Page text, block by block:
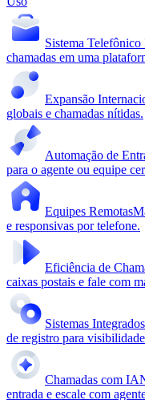
Sistema Telefônico
chamadas em uma
Expansão
globais e chamadas nítidas.
Automação de
para o agente ou equipe
Equipes Remotas
e responsivas por telefone.
Eficiência de
caixas postais e fale com
Sistemas Integrados
de registro para
Chamadas com IA
entrada e escale com